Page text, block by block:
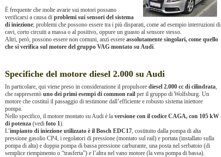
È frequente che molte avarie sui motori possano
verificarsi a causa di problemi sui sensori del sistema
di iniezione; problemi che possono essere tra i più disparati, come ad esempio interruzioni di
cavi, corto circuiti a massa o al positivo, oppure un guasto al sensore stesso.
Altri, però, possono essere non comuni, anzi essere assolutamente singolari, come quello
che si verifica sul motore del gruppo VAG montato su Audi.
Specifiche del motore diesel 2.000 su Audi
In particolare, qui viene preso in considerazione il propulsore diesel 2.000 cc di cilindrata,
che rappresentò uno dei primi esempi di common rail per il gruppo di Wolfsburg. Un
motore che costituì il passaggio di testimone dall’efficiente e robusto sistema iniettore
pompa.
Nello specifico, il motore montato su Audi è la versione con il codice CAGA, con 105 kW
di potenza (vedi foto 1).
L’impianto di iniezione utilizzato è il Bosch EDC17, costituito dalla pompa di alta
pressione gasolio CP4, i regolatori di pressione (montato sul rail) e portata (installato sulla
pompa di alta) e doppia pompa di bassa pressione carburante, una posta nel serbatoio (di
semplice riempimento o “trasferta”) e l’altra nel vano motore (la vera pompa di bassa).